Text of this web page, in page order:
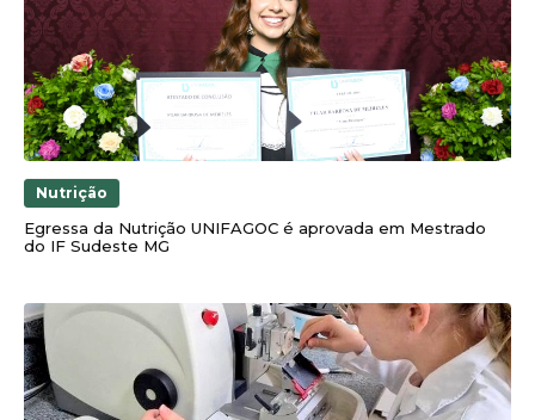
Nutrição
Egressa da Nutrição UNIFAGOC é aprovada em Mestrado
do IF Sudeste MG